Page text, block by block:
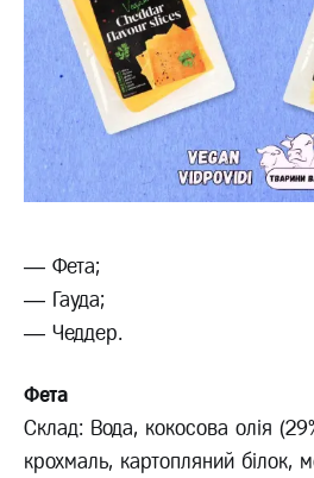
— Фета;
— Гауда;
— Чеддер.
Фета
Склад: Вода, кокосова олія
крохмаль, картопляний білок,